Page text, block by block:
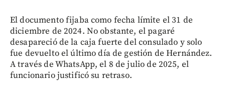
El documento fijaba como fecha límite el 31 de
diciembre de 2024. No obstante, el pagaré
desapareció de la caja fuerte del consulado y solo
fue devuelto el último día de gestión de Hernández.
A través de WhatsApp, el 8 de julio de 2025, el
funcionario justificó su retraso.